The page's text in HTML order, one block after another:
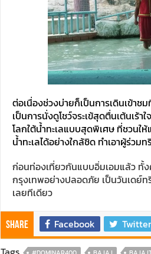
ต่อเนื่องช่วงบ่ายก็เป็นการเดินเข้า
เป็นการนั่งดูโชว์จระเข้สุดตื่นเต้นเร้
โลกใต้น้ำทะเลแบบสุดพิเศษ ที่ชวนใ
น้ำทะเลได้อย่างใกล้ชิด ทำเอาผู้ร่ว
ก่อนท่องเที่ยวกันแบบอิ่มเอมแล้ว ทั้
กรุงเทพอย่างปลอดภัย เป็นวันเดย์
เลยทีเดียว
Share Facebook Twitter